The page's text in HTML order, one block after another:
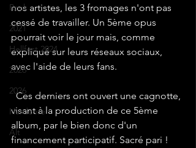
Rock
2021
Hellfest 2024
2026
2026
Hardcore
Alt
nos artistes, les 3 fromages n'ont pas
cessé de travailler. Un 5ème opus
pourrait voir le jour mais, comme
expliqué sur leurs réseaux sociaux,
avec l'aide de leurs fans.
  Ces derniers ont ouvert une cagnotte,
visant à la production de ce 5ème
album, par le bien donc d'un
financement participatif. Sacré pari !